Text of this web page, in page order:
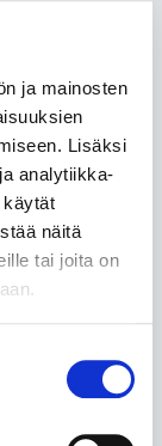
ja mainosten
Lisäksi
analytiikka-
käytät
näitä
tai joita on
on,
ja kaiken